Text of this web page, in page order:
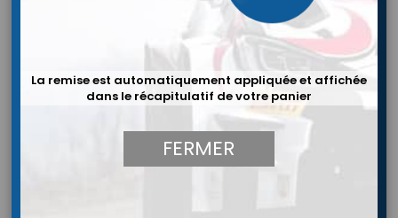
La remise est automatiquement appliquée et affichée
dans le récapitulatif de votre panier
FERMER